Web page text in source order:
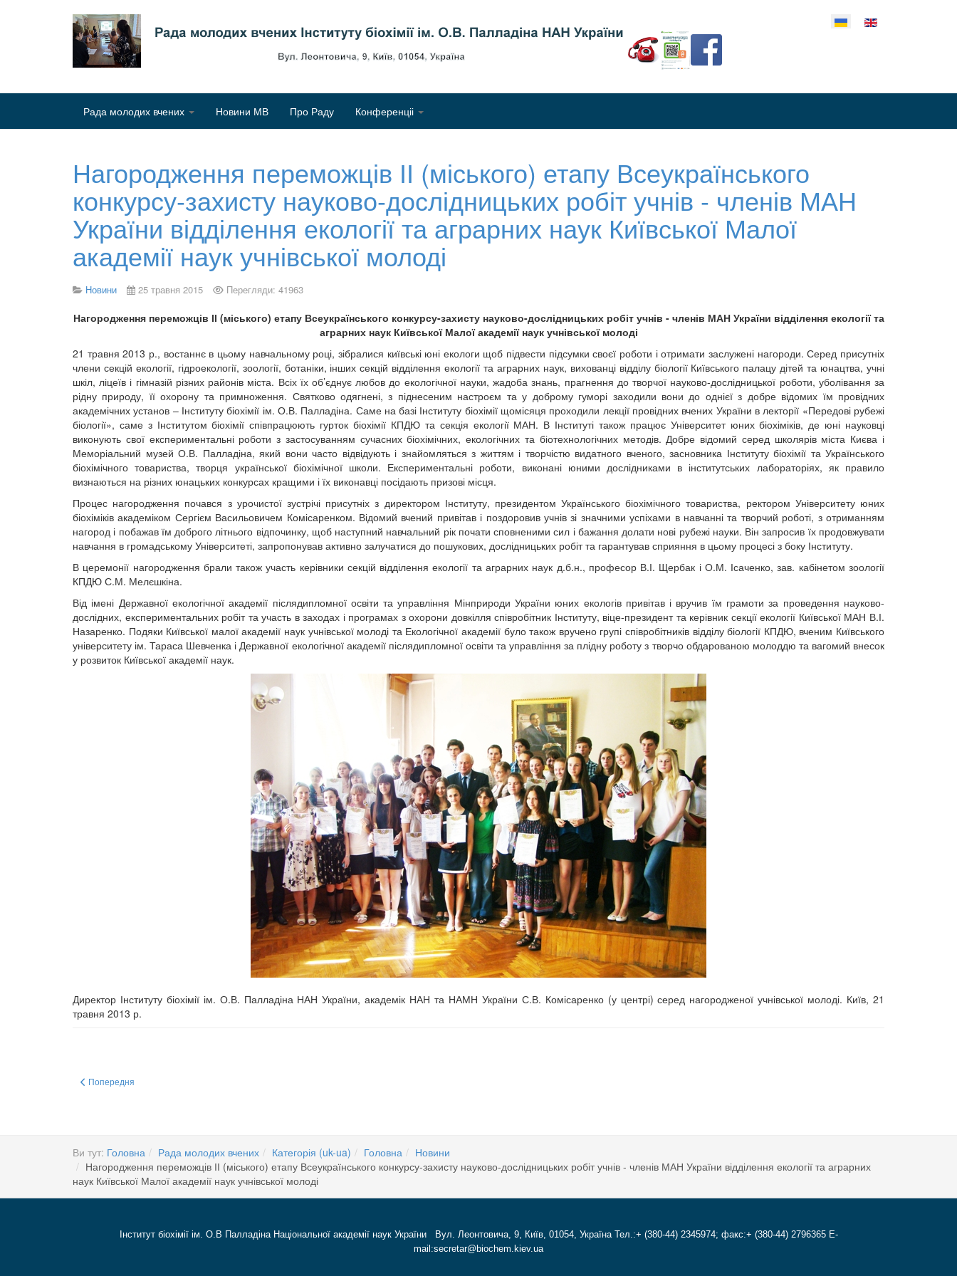
Рада молодих вчених Новини МВ Про Раду Конференціі
Нагородження переможців ІІ (міського) етапу Всеукраїнського
конкурсу-захисту науково-дослідницьких робіт учнів - членів МАН
України відділення екології та аграрних наук Київської Малої
академії наук учнівської молоді
Новини 25 травня 2015 Перегляди: 41963
Нагородження переможців ІІ (міського) етапу Всеукраїнського конкурсу-захисту науково-дослідницьких робіт учнів - членів МАН України відділення екології та
аграрних наук Київської Малої академії наук учнівської молоді
21 травня 2013 р., востаннє в цьому навчальному році, зібралися київські юні екологи щоб підвести підсумки своєї роботи і отримати заслужені нагороди. Серед присутніх
члени секцій екології, гідроекології, зоології, ботаніки, інших секцій відділення екології та аграрних наук, вихованці відділу біології Київського палацу дітей та юнацтва, учні
шкіл, ліцеїв і гімназій різних районів міста. Всіх їх об’єднує любов до екологічної науки, жадоба знань, прагнення до творчої науково-дослідницької роботи, уболівання за
рідну природу, її охорону та примноження. Святково одягнені, з піднесеним настроєм та у доброму гуморі заходили вони до однієї з добре відомих їм провідних
академічних установ – Інституту біохімії ім. О.В. Палладіна. Саме на базі Інституту біохімії щомісяця проходили лекції провідних вчених України в лекторії «Передові рубежі
біології», саме з Інститутом біохімії співпрацюють гурток біохімії КПДЮ та секція екології МАН. В Інституті також працює Університет юних біохіміків, де юні науковці
виконують свої експериментальні роботи з застосуванням сучасних біохімічних, екологічних та біотехнологічних методів. Добре відомий серед школярів міста Києва і
Меморіальний музей О.В. Палладіна, який вони часто відвідують і знайомляться з життям і творчістю видатного вченого, засновника Інституту біохімії та Українського
біохімічного товариства, творця української біохімічної школи. Експериментальні роботи, виконані юними дослідниками в інститутських лабораторіях, як правило
визнаються на різних юнацьких конкурсах кращими і їх виконавці посідають призові місця.
Процес нагородження почався з урочистої зустрічі присутніх з директором Інституту, президентом Українського біохімічного товариства, ректором Університету юних
біохіміків академіком Сергієм Васильовичем Комісаренком. Відомий вчений привітав і поздоровив учнів зі значними успіхами в навчанні та творчий роботі, з отриманням
нагород і побажав їм доброго літнього відпочинку, щоб наступний навчальний рік почати сповненими сил і бажання долати нові рубежі науки. Він запросив їх продовжувати
навчання в громадському Університеті, запропонував активно залучатися до пошукових, дослідницьких робіт та гарантував сприяння в цьому процесі з боку Інституту.
В церемонії нагородження брали також участь керівники секцій відділення екології та аграрних наук д.б.н., професор В.І. Щербак і О.М. Ісаченко, зав. кабінетом зоології
КПДЮ С.М. Мелєшкіна.
Від імені Державної екологічної академії післядипломної освіти та управління Мінприроди України юних екологів привітав і вручив їм грамоти за проведення науково-
дослідних, експериментальних робіт та участь в заходах і програмах з охорони довкілля співробітник Інституту, віце-президент та керівник секції екології Київської МАН В.І.
Назаренко. Подяки Київської малої академії наук учнівської молоді та Екологічної академії було також вручено групі співробітників відділу біології КПДЮ, вченим Київського
університету ім. Тараса Шевченка і Державної екологічної академії післядипломної освіти та управління за плідну роботу з творчо обдарованою молоддю та вагомий внесок
у розвиток Київської академії наук.
Директор Інституту біохімії ім. О.В. Палладіна НАН України, академік НАН та НАМН України С.В. Комісаренко (у центрі) серед нагородженої учнівської молоді. Київ, 21
травня 2013 р.
Попередня стаття: FEBS 2017 Congress
Попередня
Ви тут: Головна Рада молодих вчених Категорія (uk-ua) Головна
Новини
Нагородження переможців ІІ (міського) етапу Всеукраїнського конкурсу-захисту науково-дослідницьких робіт учнів - членів МАН України відділення екології та аграрних
наук Київської Малої академії наук учнівської молоді
Інститут біохімії ім. О.В Палладіна Національної академії наук України Вул. Леонтовича, 9, Київ, 01054, Україна Тел.:+ (380-44) 2345974; факс:+ (380-44) 2796365 E-
mail:secretar@biochem.kiev.ua